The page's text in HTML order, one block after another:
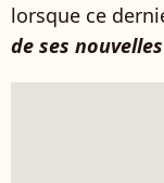
lorsque ce
de ses